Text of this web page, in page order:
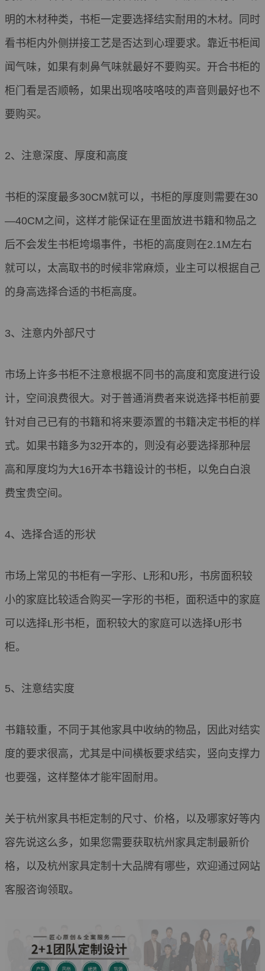
明的木材种类，书柜一定要选择结实耐用的木材。同时
看书柜内外侧拼接工艺是否达到心理要求。靠近书柜闻
闻气味，如果有刺鼻气味就最好不要购买。开合书柜的
柜门看是否顺畅，如果出现咯吱咯吱的声音则最好也不
要购买。
2、注意深度、厚度和高度
书柜的深度最多30CM就可以，书柜的厚度则需要在30
—40CM之间，这样才能保证在里面放进书籍和物品之
后不会发生书柜垮塌事件，书柜的高度则在2.1M左右
就可以，太高取书的时候非常麻烦，业主可以根据自己
的身高选择合适的书柜高度。
3、注意内外部尺寸
市场上许多书柜不注意根据不同书的高度和宽度进行设
计，空间浪费很大。对于普通消费者来说选择书柜前要
针对自己已有的书籍和将来要添置的书籍决定书柜的样
式。如果书籍多为32开本的，则没有必要选择那种层
高和厚度均为大16开本书籍设计的书柜，以免白白浪
费宝贵空间。
4、选择合适的形状
市场上常见的书柜有一字形、L形和U形，书房面积较
小的家庭比较适合购买一字形的书柜，面积适中的家庭
可以选择L形书柜，面积较大的家庭可以选择U形书
柜。
5、注意结实度
书籍较重，不同于其他家具中收纳的物品，因此对结实
度的要求很高，尤其是中间横板要求结实，竖向支撑力
也要强，这样整体才能牢固耐用。
关于杭州家具书柜定制的尺寸、价格，以及哪家好等内
容先说这么多，如果您需要获取杭州家具定制最新价
格，以及杭州家具定制十大品牌有哪些，欢迎通过网站
客服咨询领取。